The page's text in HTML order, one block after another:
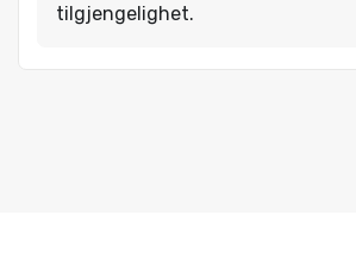
tilgjengelighet.